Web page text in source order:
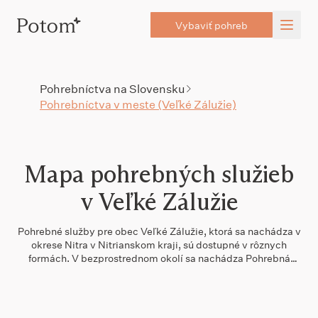
Vybaviť pohreb
Pohrebníctva na Slovensku
Pohrebníctva v meste (Veľké Zálužie)
Mapa pohrebných služieb
v Veľké Zálužie
Pohrebné služby pre obec Veľké Zálužie, ktorá sa nachádza v
okrese Nitra v Nitrianskom kraji, sú dostupné v rôznych
formách. V bezprostrednom okolí sa nachádza Pohrebná